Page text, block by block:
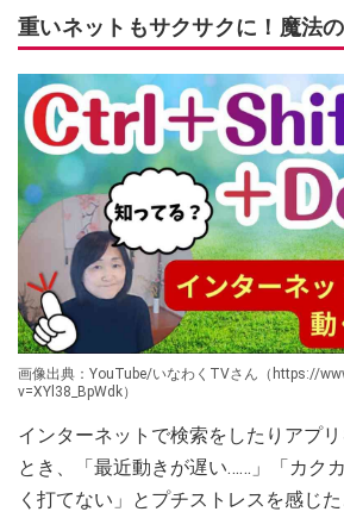
重いネットもサクサクに！魔法
画像出典：YouTube/いなわくTVさん（https://
v=XYl38_BpWdk）
インターネットで検索をしたりアプ
とき、「最近動きが遅い……」「カク
く打てない」とプチストレスを感じ